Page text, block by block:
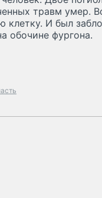
травм умер.
клетку. И был
обочине фургона.